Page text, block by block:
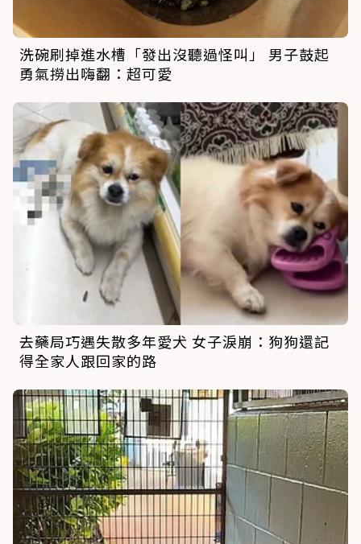
洗碗刷掉進水槽「發出沒聽過怪叫」 男子鼓起
勇氣撈出嗨翻：超可愛
去藥局巧遇失散多年愛犬 女子淚崩：狗狗還記
得全家人跟回家的路